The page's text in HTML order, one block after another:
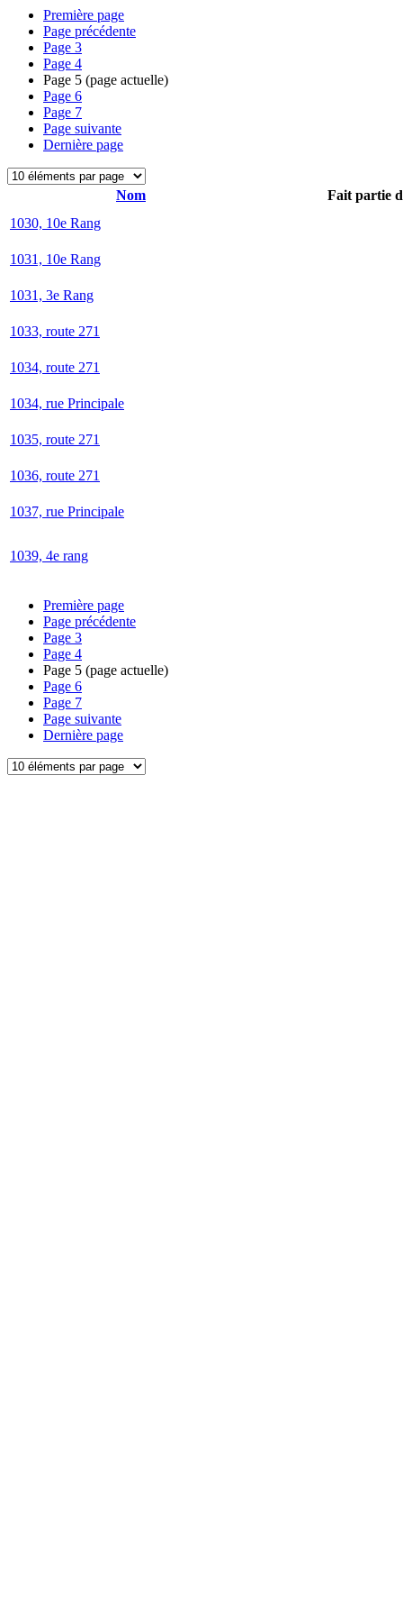
Première page
Page précédente
Page 3
Page 4
Page 5 (page actuelle)
Page 6
Page 7
Page suivante
Dernière page
Nom
Fait partie
1030, 10e Rang
1031, 10e Rang
1031, 3e Rang
1033, route 271
1034, route 271
1034, rue Principale
1035, route 271
1036, route 271
1037, rue Principale
1039, 4e rang
Première page
Page précédente
Page 3
Page 4
Page 5 (page actuelle)
Page 6
Page 7
Page suivante
Dernière page